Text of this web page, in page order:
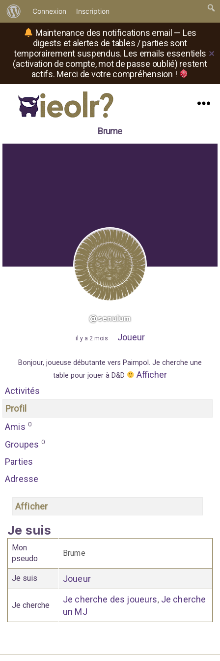
Maintenance des notifications email — Les
digests et alertes de tables / parties sont
temporairement suspendus. Les emails essentiels
(activation de compte, mot de passe oublié) restent
actifs. Merci de votre compréhension !
✕
propos
de
WordPress
Connexion Inscription
où
Brume
@senulum
il y a 2 mois Joueur
Bonjour, joueuse débutante vers Paimpol. Je cherche une
table pour jouer à D&D
Afficher
Activités
Profil
Amis 0
Groupes 0
Parties
Adresse
Afficher
Je suis
Mon
pseudo
Brume
Je suis Joueur
Je cherche
Je cherche des joueurs, Je cherche
un MJ